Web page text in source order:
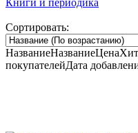
Сортировать:
НазваниеНазваниеЦена
покупателейДата